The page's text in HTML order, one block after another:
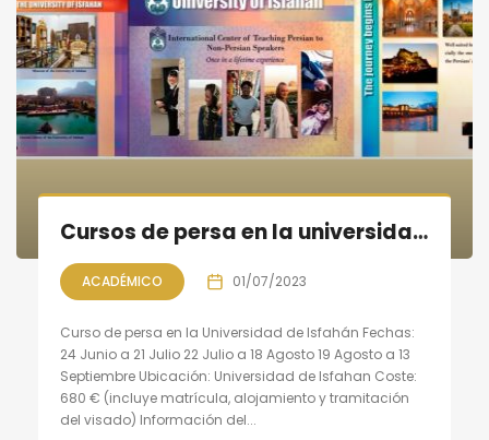
Cursos de persa en la universidad de Isfahán
ACADÉMICO 01/07/2023
Curso de persa en la Universidad de Isfahán Fechas:
24 Junio a 21 Julio 22 Julio a 18 Agosto 19 Agosto a 13
Septiembre Ubicación: Universidad de Isfahan Coste:
680 € (incluye matrícula, alojamiento y tramitación
del visado) Información del...